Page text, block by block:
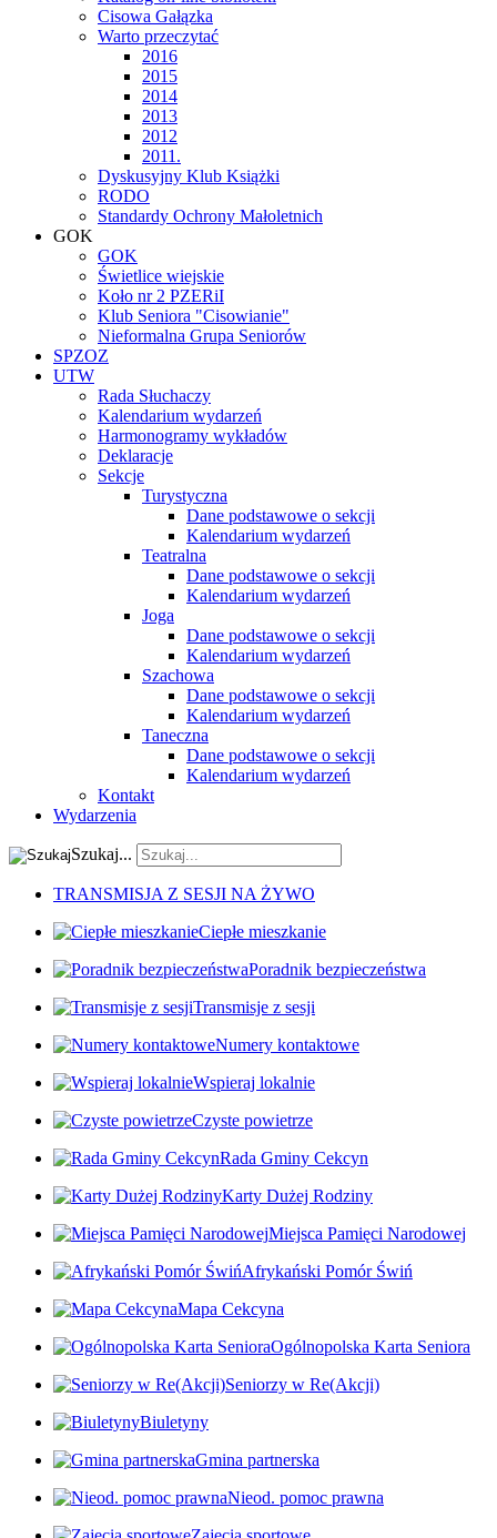
Cisowa Gałązka
Warto przeczytać
2016
2015
2014
2013
2012
2011.
Dyskusyjny Klub Książki
RODO
Standardy Ochrony Małoletnich
GOK
GOK
Świetlice wiejskie
Koło nr 2 PZERiI
Klub Seniora "Cisowianie"
Nieformalna Grupa Seniorów
SPZOZ
UTW
Rada Słuchaczy
Kalendarium wydarzeń
Harmonogramy wykładów
Deklaracje
Sekcje
Turystyczna
Dane podstawowe o sekcji
Kalendarium wydarzeń
Teatralna
Dane podstawowe o sekcji
Kalendarium wydarzeń
Joga
Dane podstawowe o sekcji
Kalendarium wydarzeń
Szachowa
Dane podstawowe o sekcji
Kalendarium wydarzeń
Taneczna
Dane podstawowe o sekcji
Kalendarium wydarzeń
Kontakt
Wydarzenia
Szukaj...
TRANSMISJA Z SESJI NA ŻYWO
Ciepłe mieszkanie
Poradnik bezpieczeństwa
Transmisje z sesji
Numery kontaktowe
Wspieraj lokalnie
Czyste powietrze
Rada Gminy Cekcyn
Karty Dużej Rodziny
Miejsca Pamięci Narodowej
Afrykański Pomór Świń
Mapa Cekcyna
Ogólnopolska Karta Seniora
Seniorzy w Re(Akcji)
Biuletyny
Gmina partnerska
Nieod. pomoc prawna